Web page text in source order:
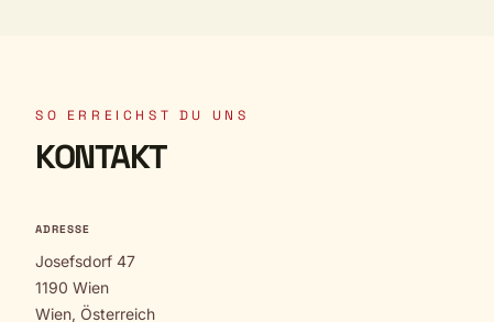
SO ERREICHST DU UNS
KONTAKT
ADRESSE
Josefsdorf 47
1190 Wien
Wien, Österreich